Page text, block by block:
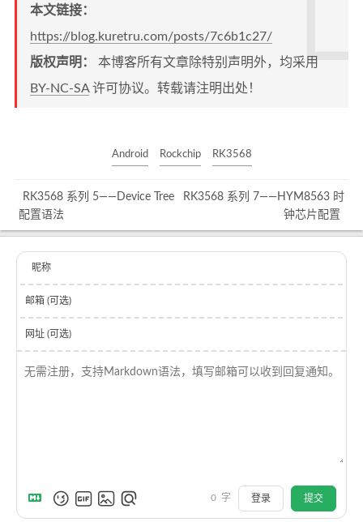
本文链接：
https://blog.kuretru.com/posts/7c6b1c27/
版权声明： 本博客所有文章除特别声明外，均采用
BY-NC-SA许可协议。转载请注明出处！
Android Rockchip RK3568
RK3568 系列 5——Device Tree
配置语法
RK3568 系列 7——HYM8563 时
钟芯片配置
昵称
邮箱 (可选)
网址 (可选)
0 字 登录 提交